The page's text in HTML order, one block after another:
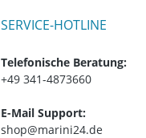
SERVICE-HOTLINE
Telefonische Beratung:
+49 341-4873660
E-Mail Support:
shop@marini24.de